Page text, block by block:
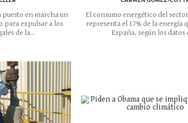
puesto en marcha un
expulsar a los
de la...
El consumo energético del
representa el 17% de la energía
España, según los datos